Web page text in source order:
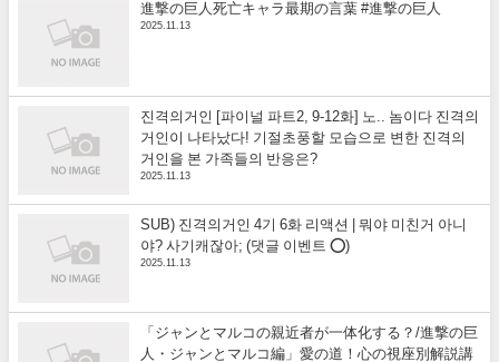
進撃の巨人死亡キャラ最期の言葉 #進撃の巨人
2025.11.13
진격의거인 [파이널 파트2, 9-12화] 노.. 놈이다 진격의
거인이 나타났다! 기절초풍할 모습으로 변한 진격의
거인을 본 가족들의 반응은?
2025.11.13
SUB) 진격의거인 4기 6화 리액션 | 뭐야 미친거 아니
야? 사기캐잖아; (댓글 이벤트 ⭕)
2025.11.13
「ジャンとマルコの親近者が一体化する？/進撃の巨
人・ジャンとマルコ編」愛の道！心の視座別解説講